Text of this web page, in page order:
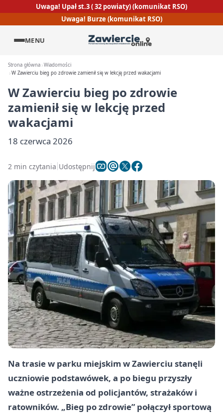
Uwaga! Upał st.3 ( 32 powiaty) (komunikat RSO)
Uwaga! Burze (komunikat RSO)
MENU
Strona główna Wiadomości
W Zawierciu bieg po zdrowie zamienił się w lekcję przed wakacjami
W Zawierciu bieg po zdrowie
zamienił się w lekcję przed
wakacjami
18 czerwca 2026
2 min czytania Udostępnij
Na trasie w parku miejskim w Zawierciu stanęli
uczniowie podstawówek, a po biegu przyszły
ważne ostrzeżenia od policjantów, strażaków i
ratowników. „Bieg po zdrowie” połączył sportową